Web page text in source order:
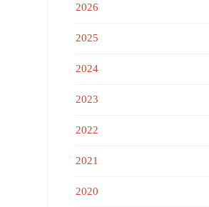
2026
2025
2024
2023
2022
2021
2020